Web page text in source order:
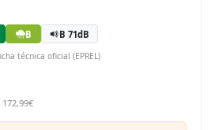
B B 71dB
técnica oficial (EPREL)